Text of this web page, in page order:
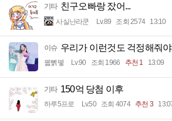
기타 친구오빠랑 잤어...
사실난라쿤 Lv.89 조회 2574 13:10
이슈 우리가 이런것도 걱정해줘
꿻뻵뗗 Lv.90 조회 1966 추천 1 13:09
기타 150억 당첨 이후
하루5프로 Lv.50 조회 4074 추천 3